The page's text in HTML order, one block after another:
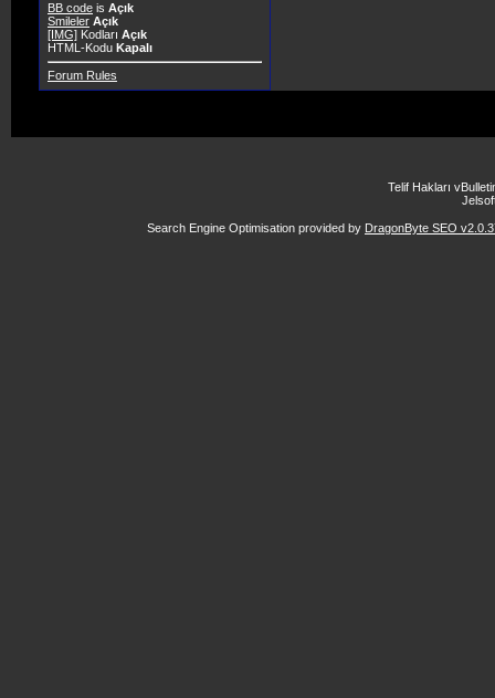
BB code is Açık
Smileler Açık
[IMG] Kodları Açık
HTML-Kodu Kapalı
Forum Rules
Telif Hakları
Search Engine Optimisation provided by DragonByte SEO